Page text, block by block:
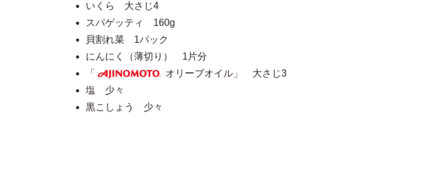
いくら 大さじ4
スパゲッティ 160g
貝割れ菜 1パック
にんにく（薄切り） 1片分
「
AJINOMOTO
オリーブオイル」 大さじ3
塩 少々
黒こしょう 少々